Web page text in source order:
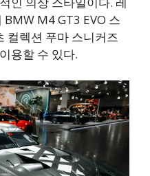
M4 GT3 EVO 스
컬렉션 푸마 스니커즈
용할 수 있다.